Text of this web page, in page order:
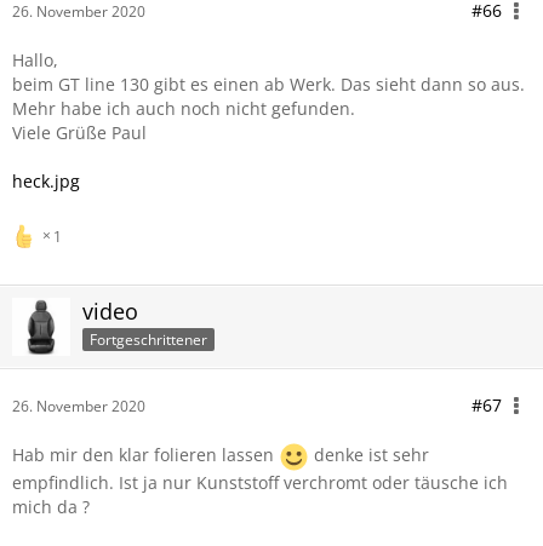
26. November 2020 #66
Hallo,
beim GT line 130 gibt es einen ab Werk. Das sieht dann so aus.
Mehr habe ich auch noch nicht gefunden.
Viele Grüße Paul
heck.jpg
1
video
Fortgeschrittener
26. November 2020 #67
Hab mir den klar folieren lassen
denke ist sehr
empfindlich. Ist ja nur Kunststoff verchromt oder täusche ich
mich da ?